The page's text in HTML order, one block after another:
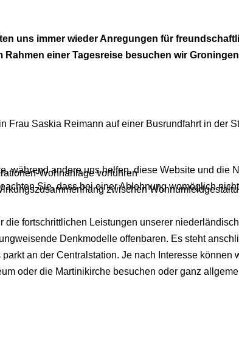
uns immer wieder Anregungen für
einer Tagesreise besuchen wir
Frau Saskia Reimann auf einer Busrundfahrt in der
Wohnanlage vorführen
zwischen
fortschrittlichen Leistungen unserer
Denkmodelle offenbaren. Es steht
an der Centralstation. Je nach Interesse können
oder die Martinikirche besuchen oder ganz
während andere uns helfen, diese Website und die
Sie, dass bei einer Ablehnung womöglich